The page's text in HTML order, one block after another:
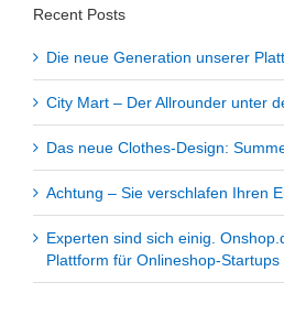
Recent Posts
Die neue Generation unserer
City Mart – Der Allrounder unter
Das neue Clothes-Design:
Achtung – Sie verschlafen Ihren
Experten sind sich einig.
Plattform für Onlineshop-Startups